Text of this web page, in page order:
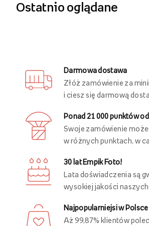
Ostatnio oglądane
Darmowa dostawa
Złóż zamówienie za
i ciesz się darmową
Ponad 21 000 punktów
Swoje zamówienie
w różnych punktach, w
30 lat Empik Foto!
Lata doświadczenia są
wysokiej jakości naszych
Najpopularniejsi w Polsce
Aż 99,87% klientów